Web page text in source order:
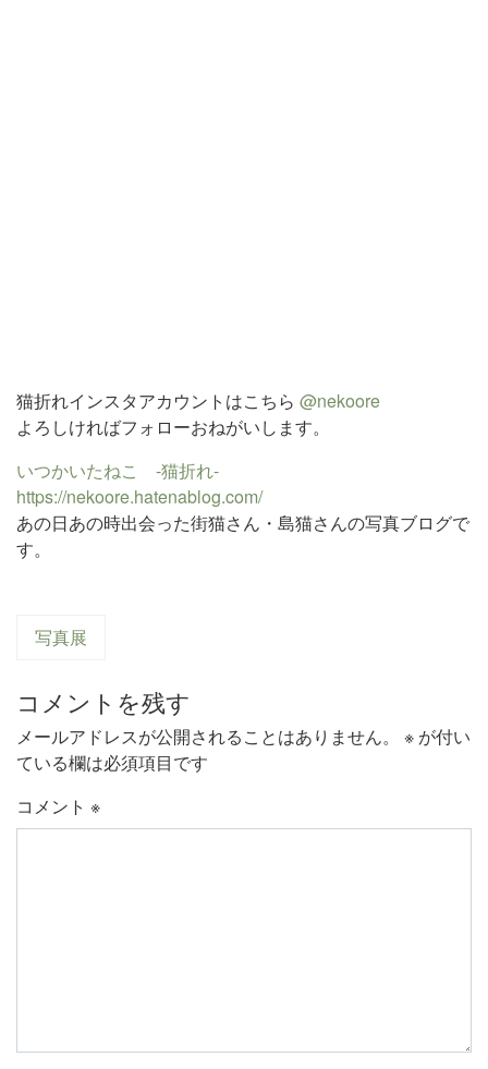
猫折れインスタアカウントはこちら @nekoore
よろしければフォローおねがいします。
いつかいたねこ -猫折れ-
https://nekoore.hatenablog.com/
あの日あの時出会った街猫さん・島猫さんの写真ブログで
す。
写真展
コメントを残す
メールアドレスが公開されることはありません。 ※ が付い
ている欄は必須項目です
コメント ※